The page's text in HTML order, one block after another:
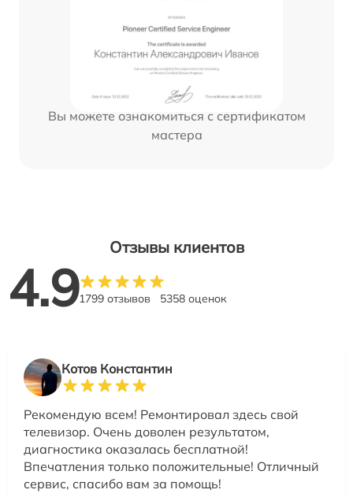
Вы можете ознакомиться с сертификатом
мастера
Отзывы клиентов
4.91799 отзывов 5358 оценок
Котов Константин
Рекомендую всем! Ремонтировал здесь свой
телевизор. Очень доволен результатом,
диагностика оказалась бесплатной!
Впечатления только положительные! Отличный
сервис, спасибо вам за помощь!